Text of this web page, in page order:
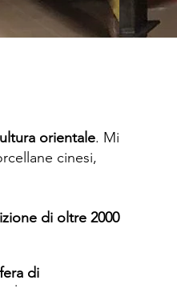
orientale. Mi
cinesi,
di oltre 2000
di